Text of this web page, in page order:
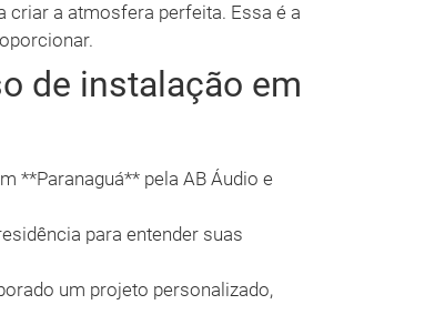
criar a atmosfera perfeita. Essa é a
de instalação em
**Paranaguá** pela AB Áudio e
para entender suas
um projeto personalizado,